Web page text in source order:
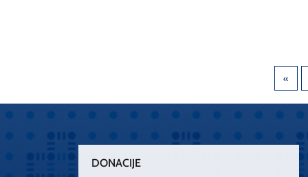
DONACIJE